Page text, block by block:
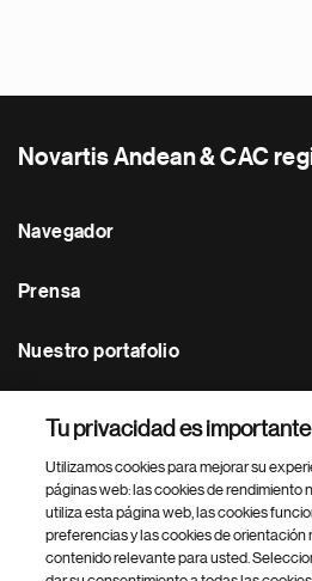
Novartis Andean & CAC
Navegador
Prensa
Nuestro portafolio
Footer Site Search
Tu privacidad es
Utilizamos cookies para mejorar su
páginas web: las cookies de rendimiento
utiliza esta página web, las cookies
preferencias y las cookies de orientación
contenido relevante para usted.